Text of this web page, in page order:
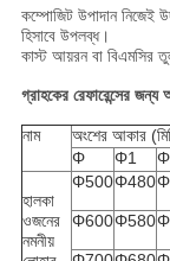
কম্পোজিট উপাদান নিজেই
হিসাবে উপলব্ধ।
কাস্ট আয়রন বা বিএমসির
গ্রাহকের রেফারেন্সের জন্য
নাম
অংশের আকার
Φ
Φ1
হালকা
ওজনের
নমনীয়
Φ500Φ480
Φ600Φ580